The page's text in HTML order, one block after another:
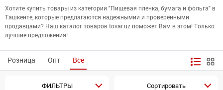
Хотите купить товары из категории "Пищевая пленка, бумага и фольга" в
Ташкенте, которые предлагаются надежнымии и проверенными
продавцами? Наш каталог товаров tovar.uz поможет Вам в этом! Только
лучшие предложения!
Розница Опт Все
ФИЛЬТРЫ Сортировать